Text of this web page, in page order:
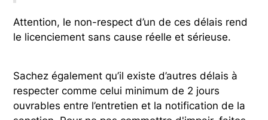
Attention, le non-respect d’un de ces délais rend
le licenciement sans cause réelle et sérieuse.
Sachez également qu’il existe d’autres délais à
respecter comme celui minimum de 2 jours
ouvrables entre l’entretien et la notification de la